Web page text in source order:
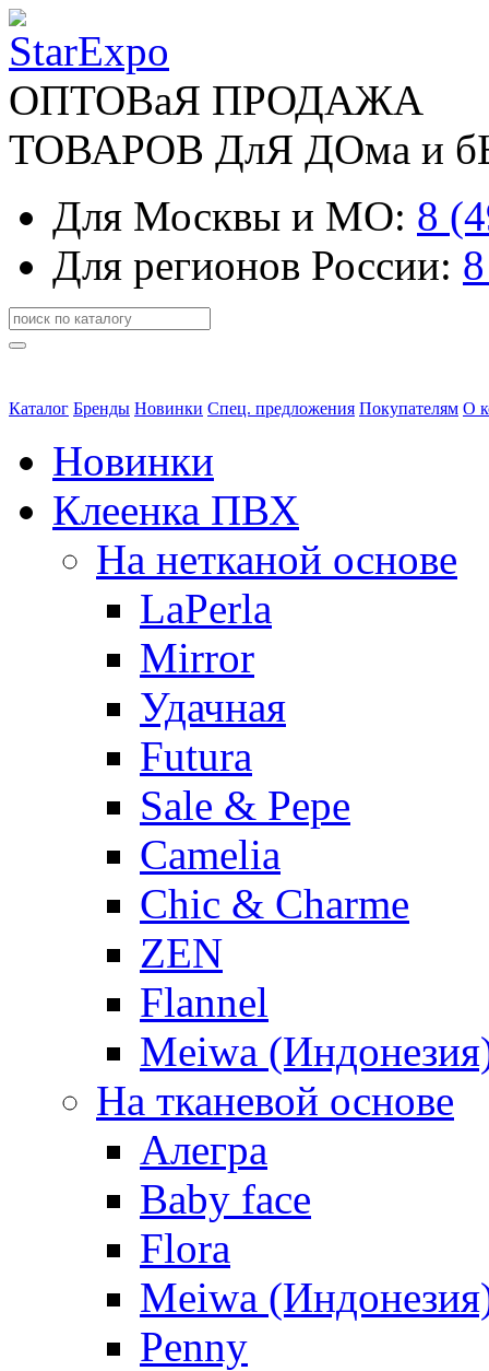
ОПТОВаЯ ПРОДАЖА
ТОВАРОВ ДлЯ ДОма и
Для Москвы и МО: 8
Для регионов России:
Каталог Бренды Новинки Спец. предложения Покупателям О
Новинки
Клеенка ПВХ
На нетканой основе
LaPerla
Mirror
Удачная
Futura
Sale & Pepe
Camelia
Chic & Charme
ZEN
Flannel
Meiwa
На тканевой основе
Алегра
Baby face
Flora
Meiwa
Penny